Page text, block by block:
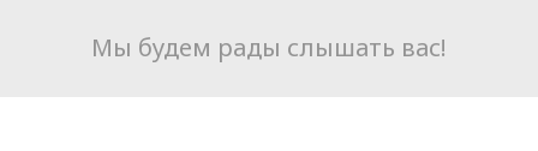
Мы будем рады слышать вас!